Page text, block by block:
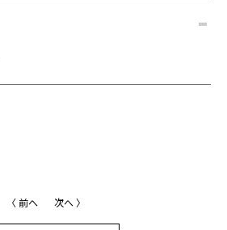
〈 前へ 次へ 〉